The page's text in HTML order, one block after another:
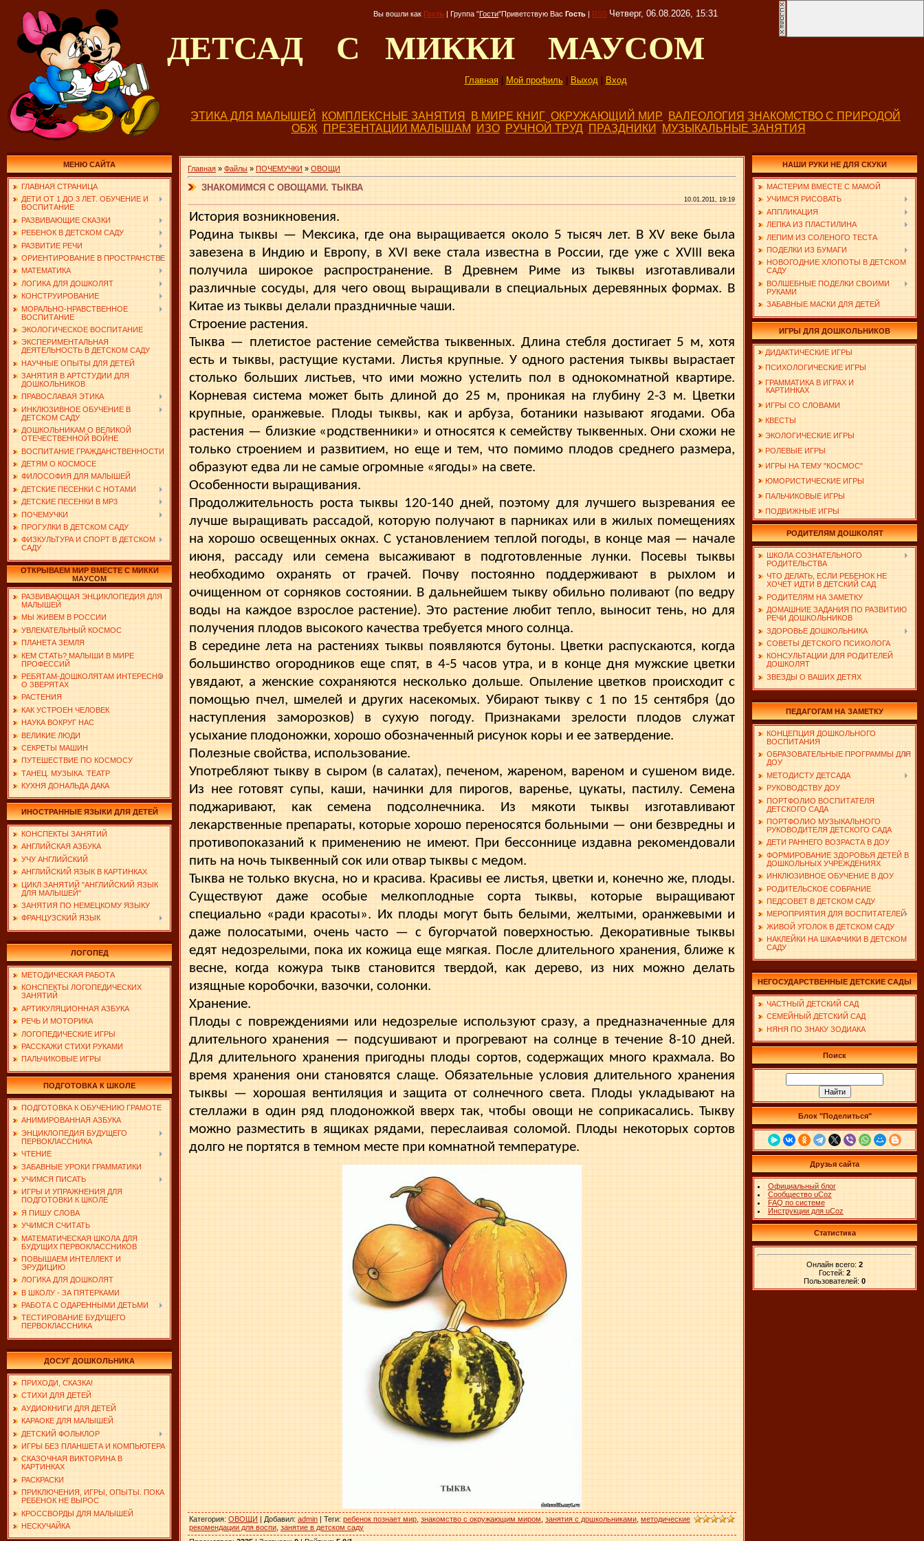
Вы вошли как Гость | Группа "Гости"Приветствую Вас Гость | RSS Четверг, 06.08.2026, 15:31
ДЕТСАД С МИККИ МАУСОМ
Главная| Мой профиль| Выход| Вход
ЭТИКА ДЛЯ МАЛЫШЕЙ КОМПЛЕКСНЫЕ ЗАНЯТИЯ В МИРЕ КНИГ ОКРУЖАЮЩИЙ МИР ВАЛЕОЛОГИЯ ЗНАКОМСТВО С ПРИРОДОЙ
ОБЖ
ПРЕЗЕНТАЦИИ МАЛЫШАМ ИЗО РУЧНОЙ ТРУД ПРАЗДНИКИ МУЗЫКАЛЬНЫЕ ЗАНЯТИЯ
МЕНЮ САЙТА
ГЛАВНАЯ СТРАНИЦА
ДЕТИ ОТ 1 ДО 3 ЛЕТ. ОБУЧЕНИЕ И
ВОСПИТАНИЕ
РАЗВИВАЮЩИЕ СКАЗКИ
РЕБЕНОК В ДЕТСКОМ САДУ
РАЗВИТИЕ РЕЧИ
ОРИЕНТИРОВАНИЕ В ПРОСТРАНСТВЕ
МАТЕМАТИКА
ЛОГИКА ДЛЯ ДОШКОЛЯТ
КОНСТРУИРОВАНИЕ
МОРАЛЬНО-НРАВСТВЕННОЕ
ВОСПИТАНИЕ
ЭКОЛОГИЧЕСКОЕ ВОСПИТАНИЕ
ЭКСПЕРИМЕНТАЛЬНАЯ
ДЕЯТЕЛЬНОСТЬ В ДЕТСКОМ САДУ
НАУЧНЫЕ ОПЫТЫ ДЛЯ ДЕТЕЙ
ЗАНЯТИЯ В АРТСТУДИИ ДЛЯ
ДОШКОЛЬНИКОВ
ПРАВОСЛАВАЯ ЭТИКА
ИНКЛЮЗИВНОЕ ОБУЧЕНИЕ В
ДЕТСКОМ САДУ
ДОШКОЛЬНИКАМ О ВЕЛИКОЙ
ОТЕЧЕСТВЕННОЙ ВОЙНЕ
ВОСПИТАНИЕ ГРАЖДАНСТВЕННОСТИ
ДЕТЯМ О КОСМОСЕ
ФИЛОСОФИЯ ДЛЯ МАЛЫШЕЙ
ДЕТСКИЕ ПЕСЕНКИ С НОТАМИ
ДЕТСКИЕ ПЕСЕНКИ В MP3
ПОЧЕМУЧКИ
ПРОГУЛКИ В ДЕТСКОМ САДУ
ФИЗКУЛЬТУРА И СПОРТ В ДЕТСКОМ
САДУ
ОТКРЫВАЕМ МИР ВМЕСТЕ С МИККИ
МАУСОМ
РАЗВИВАЮЩАЯ ЭНЦИКЛОПЕДИЯ ДЛЯ
МАЛЫШЕЙ
МЫ ЖИВЕМ В РОССИИ
УВЛЕКАТЕЛЬНЫЙ КОСМОС
ПЛАНЕТА ЗЕМЛЯ
КЕМ СТАТЬ? МАЛЫШИ В МИРЕ
ПРОФЕССИЙ
РЕБЯТАМ-ДОШКОЛЯТАМ ИНТЕРЕСНО
О ЗВЕРЯТАХ
РАСТЕНИЯ
КАК УСТРОЕН ЧЕЛОВЕК
НАУКА ВОКРУГ НАС
ВЕЛИКИЕ ЛЮДИ
СЕКРЕТЫ МАШИН
ПУТЕШЕСТВИЕ ПО КОСМОСУ
ТАНЕЦ. МУЗЫКА. ТЕАТР
КУХНЯ ДОНАЛЬДА ДАКА
ИНОСТРАННЫЕ ЯЗЫКИ ДЛЯ ДЕТЕЙ
КОНСПЕКТЫ ЗАНЯТИЙ
АНГЛИЙСКАЯ АЗБУКА
УЧУ АНГЛИЙСКИЙ
АНГЛИЙСКИЙ ЯЗЫК В КАРТИНКАХ
ЦИКЛ ЗАНЯТИЙ "АНГЛИЙСКИЙ ЯЗЫК
ДЛЯ МАЛЫШЕЙ"
ЗАНЯТИЯ ПО НЕМЕЦКОМУ ЯЗЫКУ
ФРАНЦУЗСКИЙ ЯЗЫК
ЛОГОПЕД
МЕТОДИЧЕСКАЯ РАБОТА
КОНСПЕКТЫ ЛОГОПЕДИЧЕСКИХ
ЗАНЯТИЙ
АРТИКУЛЯЦИОННАЯ АЗБУКА
РЕЧЬ И МОТОРИКА
ЛОГОПЕДИЧЕСКИЕ ИГРЫ
РАССКАЖИ СТИХИ РУКАМИ
ПАЛЬЧИКОВЫЕ ИГРЫ
ПОДГОТОВКА К ШКОЛЕ
ПОДГОТОВКА К ОБУЧЕНИЮ ГРАМОТЕ
АНИМИРОВАННАЯ АЗБУКА
ЭНЦИКЛОПЕДИЯ БУДУЩЕГО
ПЕРВОКЛАССНИКА
ЧТЕНИЕ
ЗАБАВНЫЕ УРОКИ ГРАММАТИКИ
УЧИМСЯ ПИСАТЬ
ИГРЫ И УПРАЖНЕНИЯ ДЛЯ
ПОДГОТОВКИ К ШКОЛЕ
Я ПИШУ СЛОВА
УЧИМСЯ СЧИТАТЬ
МАТЕМАТИЧЕСКАЯ ШКОЛА ДЛЯ
БУДУЩИХ ПЕРВОКЛАССНИКОВ
ПОВЫШАЕМ ИНТЕЛЛЕКТ И
ЭРУДИЦИЮ
ЛОГИКА ДЛЯ ДОШКОЛЯТ
В ШКОЛУ - ЗА ПЯТЕРКАМИ
РАБОТА С ОДАРЕННЫМИ ДЕТЬМИ
ТЕСТИРОВАНИЕ БУДУЩЕГО
ПЕРВОКЛАССНИКА
ДОСУГ ДОШКОЛЬНИКА
ПРИХОДИ, СКАЗКА!
СТИХИ ДЛЯ ДЕТЕЙ
АУДИОКНИГИ ДЛЯ ДЕТЕЙ
КАРАОКЕ ДЛЯ МАЛЫШЕЙ
ДЕТСКИЙ ФОЛЬКЛОР
ИГРЫ БЕЗ ПЛАНШЕТА И КОМПЬЮТЕРА
СКАЗОЧНАЯ ВИКТОРИНА В
КАРТИНКАХ
РАСКРАСКИ
ПРИКЛЮЧЕНИЯ, ИГРЫ, ОПЫТЫ. ПОКА
РЕБЕНОК НЕ ВЫРОС
КРОССВОРДЫ ДЛЯ МАЛЫШЕЙ
НЕСКУЧАЙКА
Главная » Файлы » ПОЧЕМУЧКИ » ОВОЩИ
ЗНАКОМИМСЯ С ОВОЩАМИ. ТЫКВА
10.01.2011, 19:19
История возникновения.
Родина тыквы — Мексика, где она выращивается около 5 тысяч лет. В XV веке была
заве­зена в Индию и Европу, в XVI веке стала известна в России, где уже с XVIII века
получила ши­рокое распространение. В Древнем Риме из тыквы изготавливали
различные сосуды, для чего овощ выращивали в специальных деревянных формах. В
Китае из тыквы делали праздничные чаши.
Строение растения.
Тыква — плетистое растение семейства тыквенных. Длина стебля достигает 5 м, хотя
есть и тыквы, растущие кустами. Листья крупные. У одного растения тыквы вырастает
столько больших листьев, что ими можно устелить пол в однокомнатной квартире.
Корневая система может быть длиной до 25 м, проникая на глубину 2-3 м. Цветки
крупные, оранжевые. Плоды тыквы, как и арбуза, ботаники называют ягодами. Оба
растения — близкие «родственники» и относятся к семейству тыквенных. Они схожи не
только строением и развитием, но еще и тем, что помимо плодов среднего размера,
образуют едва ли не самые огромные «ягоды» на свете.
Особенности выращивания.
Продолжительность роста тыквы 120-140 дней, поэтому для лучшего вызревания ее
лучше выращивать рассадой, которую получают в парниках или в жилых помещениях
на хорошо осве­щенных окнах. С установлением теплой погоды, в конце мая — начале
июня, рассаду или семе­на высаживают в подготовленные лунки. Посевы тыквы
необходимо охранять от грачей. Почву постоянно поддерживают в рыхлом и
очищенном от сорняков состоянии. В дальнейшем тыкву обильно поливают (по ведру
воды на каждое взрослое растение). Это растение любит тепло, выносит тень, но для
получения плодов высокого качества требуется много солнца.
В середине лета на растениях тыквы появляются бутоны. Цветки распускаются, когда
боль­шинство огородников еще спят, в 4-5 часов утра, и в конце дня мужские цветки
увядают, а жен­ские сохраняются несколько дольше. Опыление цветков происходит с
помощью пчел, шмелей и других насекомых. Убирают тыкву с 1 по 15 сентября (до
наступления заморозков) в сухую погоду. Признаками зрелости плодов служат
усыхание плодоножки, хорошо обозначенный ри­сунок коры и ее затвердение.
Полезные свойства, использование.
Употребляют тыкву в сыром (в салатах), печеном, жареном, вареном и сушеном виде.
Из нее готовят супы, каши, начинки для пирогов, варенье, цукаты, пастилу. Семена
поджаривают, как семена подсолнечника. Из мякоти тыквы изготавливают
лекарственные препараты, кото­рые хорошо переносятся больными — они безвредны и
противопоказаний к применению не имеют. При бессоннице издавна рекомендовали
пить на ночь тыквенный сок или отвар тыквы с медом.
Тыква не только вкусна, но и красива. Красивы ее листья, цветки и, конечно же, плоды.
Существуют даже особые мелкоплодные сорта тыквы, которые выращивают
специально «ради красоты». Их плоды могут быть белыми, желтыми, оранжевыми и
даже полосатыми, очень час­то — с бугорчатой поверхностью. Декоративные тыквы
едят недозрелыми, пока их кожица еще мягкая. После длительного хранения, ближе к
весне, когда кожура тыкв становится твердой, как дерево, из них можно делать
изящные коробочки, вазочки, солонки.
Хранение.
Плоды с повреждениями или недозрелые используют сразу, а предназначенные для
дли­тельного хранения — подсушивают и прогревают на солнце в течение 8-10 дней.
Для длитель­ного хранения пригодны плоды сортов, содержащих много крахмала. Во
время хранения они становятся слаще. Обязательные условия длительного хранения
тыквы — хорошая вентиляция и защита от солнечного света. Плоды укладывают на
стеллажи в один ряд плодоножкой вверх так, чтобы овощи не соприкасались. Тыкву
можно разместить в ящиках рядами, переслаивая соломой. Плоды некоторых сортов
долго не портятся в темном месте при комнатной темпера­туре.
Категория: ОВОЩИ | Добавил: admin | Теги: ребенок познает мир знакомство с окружающим миром занятия с дошкольниками методические
рекомендации для воспи занятие в детском саду
НАШИ РУКИ НЕ ДЛЯ СКУКИ
МАСТЕРИМ ВМЕСТЕ С МАМОЙ
УЧИМСЯ РИСОВАТЬ
АППЛИКАЦИЯ
ЛЕПКА ИЗ ПЛАСТИЛИНА
ЛЕПИМ ИЗ СОЛЕНОГО ТЕСТА
ПОДЕЛКИ ИЗ БУМАГИ
НОВОГОДНИЕ ХЛОПОТЫ В ДЕТСКОМ
САДУ
ВОЛШЕБНЫЕ ПОДЕЛКИ СВОИМИ
РУКАМИ
ЗАБАВНЫЕ МАСКИ ДЛЯ ДЕТЕЙ
ИГРЫ ДЛЯ ДОШКОЛЬНИКОВ
ДИДАКТИЧЕСКИЕ ИГРЫ
ПСИХОЛОГИЧЕСКИЕ ИГРЫ
ГРАММАТИКА В ИГРАХ И
КАРТИНКАХ
ИГРЫ СО СЛОВАМИ
КВЕСТЫ
ЭКОЛОГИЧЕСКИЕ ИГРЫ
РОЛЕВЫЕ ИГРЫ
ИГРЫ НА ТЕМУ "КОСМОС"
ЮМОРИСТИЧЕСКИЕ ИГРЫ
ПАЛЬЧИКОВЫЕ ИГРЫ
ПОДВИЖНЫЕ ИГРЫ
РОДИТЕЛЯМ ДОШКОЛЯТ
ШКОЛА СОЗНАТЕЛЬНОГО
РОДИТЕЛЬСТВА
ЧТО ДЕЛАТЬ, ЕСЛИ РЕБЕНОК НЕ
ХОЧЕТ ИДТИ В ДЕТСКИЙ САД
РОДИТЕЛЯМ НА ЗАМЕТКУ
ДОМАШНИЕ ЗАДАНИЯ ПО РАЗВИТИЮ
РЕЧИ ДОШКОЛЬНИКОВ
ЗДОРОВЬЕ ДОШКОЛЬНИКА
СОВЕТЫ ДЕТСКОГО ПСИХОЛОГА
КОНСУЛЬТАЦИИ ДЛЯ РОДИТЕЛЕЙ
ДОШКОЛЯТ
ЗВЕЗДЫ О ВАШИХ ДЕТЯХ
ПЕДАГОГАМ НА ЗАМЕТКУ
КОНЦЕПЦИЯ ДОШКОЛЬНОГО
ВОСПИТАНИЯ
ОБРАЗОВАТЕЛЬНЫЕ ПРОГРАММЫ ДЛЯ
ДОУ
МЕТОДИСТУ ДЕТСАДА
РУКОВОДСТВУ ДОУ
ПОРТФОЛИО ВОСПИТАТЕЛЯ
ДЕТСКОГО САДА
ПОРТФОЛИО МУЗЫКАЛЬНОГО
РУКОВОДИТЕЛЯ ДЕТСКОГО САДА
ДЕТИ РАННЕГО ВОЗРАСТА В ДОУ
ФОРМИРОВАНИЕ ЗДОРОВЬЯ ДЕТЕЙ В
ДОШКОЛЬНЫХ УЧРЕЖДЕНИЯХ
ИНКЛЮЗИВНОЕ ОБУЧЕНИЕ В ДОУ
РОДИТЕЛЬСКОЕ СОБРАНИЕ
ПЕДСОВЕТ В ДЕТСКОМ САДУ
МЕРОПРИЯТИЯ ДЛЯ ВОСПИТАТЕЛЕЙ
ЖИВОЙ УГОЛОК В ДЕТСКОМ САДУ
НАКЛЕЙКИ НА ШКАФЧИКИ В ДЕТСКОМ
САДУ
НЕГОСУДАРСТВЕННЫЕ ДЕТСКИЕ САДЫ
ЧАСТНЫЙ ДЕТСКИЙ САД
СЕМЕЙНЫЙ ДЕТСКИЙ САД
НЯНЯ ПО ЗНАКУ ЗОДИАКА
Поиск
Блок "Поделиться"
Друзья сайта
Официальный блог
Сообщество uCoz
FAQ по системе
Инструкции для uCoz
Статистика
Онлайн всего: 2
Гостей: 2
Пользователей: 0